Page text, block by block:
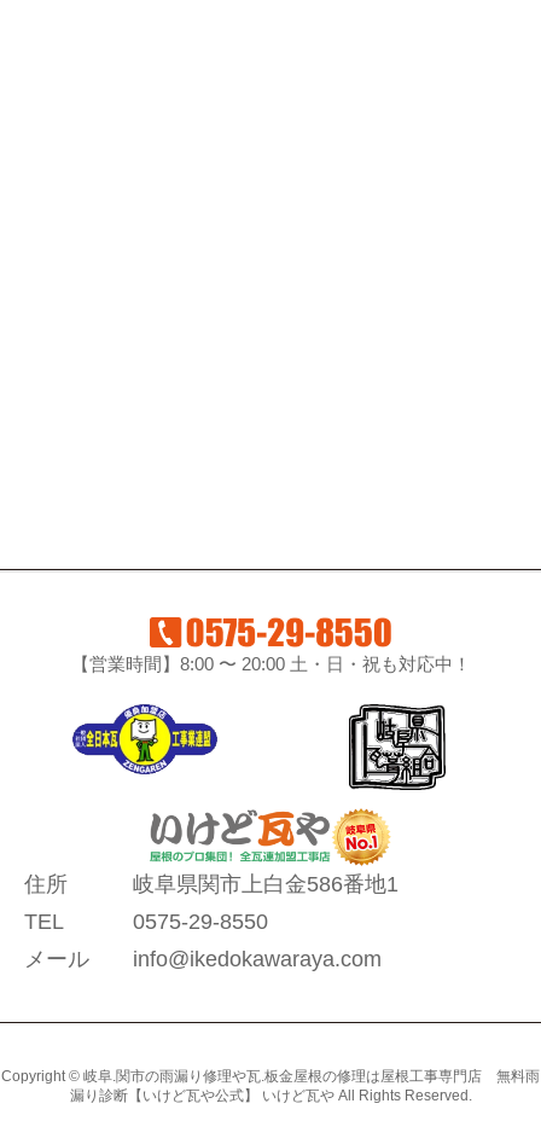
【営業時間】8:00 〜 20:00 土・日・祝も対応中！
住所
岐阜県関市上白金586番地1
TEL
0575-29-8550
メール
info@ikedokawaraya.com
Copyright © 岐阜.関市の雨漏り修理や瓦.板金屋根の修理は屋根工事専門店 無料雨
漏り診断【いけど瓦や公式】 いけど瓦や All Rights Reserved.